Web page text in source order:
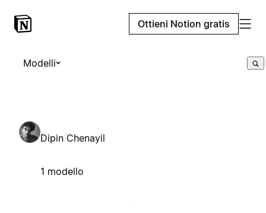
Ottieni Notion gratis
Modelli
Dipin Chenayil
1 modello